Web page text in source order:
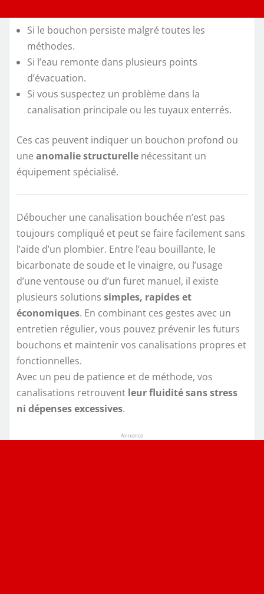
Si le bouchon persiste malgré toutes les
méthodes.
Si l’eau remonte dans plusieurs points
d’évacuation.
Si vous suspectez un problème dans la
canalisation principale ou les tuyaux enterrés.
Ces cas peuvent indiquer un bouchon profond ou
une anomalie structurelle nécessitant un
équipement spécialisé.
Déboucher une canalisation bouchée n’est pas
toujours compliqué et peut se faire facilement sans
l’aide d’un plombier. Entre l’eau bouillante, le
bicarbonate de soude et le vinaigre, ou l’usage
d’une ventouse ou d’un furet manuel, il existe
plusieurs solutions simples, rapides et
économiques. En combinant ces gestes avec un
entretien régulier, vous pouvez prévenir les futurs
bouchons et maintenir vos canalisations propres et
fonctionnelles.
Avec un peu de patience et de méthode, vos
canalisations retrouvent leur fluidité sans stress
ni dépenses excessives.
Annonce